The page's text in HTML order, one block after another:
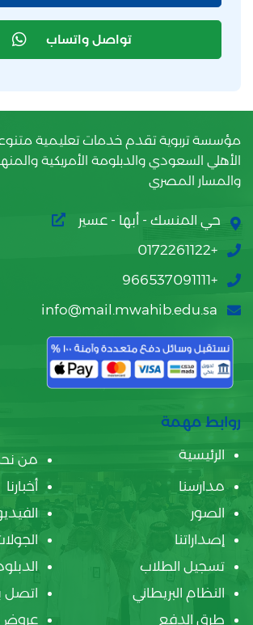
تواصل واتساب
مؤسسة تربوية تقدم خدمات تعليمية
الأهلي السعودي والدبلومة الأمريكية
والمسار المصري
حي المنسك - أبها - عسير
+0172261122
+966537091111
info@mail.mwahib.edu.sa
روابط مهمة
الرئيسية
من
مدارسنا
أخبارنا
الصور
إصداراتنا
تسجيل الطلاب
النظام البريطاني
اتصل
طرق الدفع
عروض